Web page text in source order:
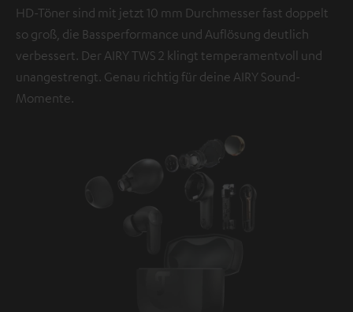
HD-Töner sind mit jetzt 10 mm Durchmesser fast doppelt
so groß, die Bassperformance und Auflösung deutlich
verbessert. Der AIRY TWS 2 klingt temperamentvoll und
unangestrengt. Genau richtig für deine AIRY Sound-
Momente.